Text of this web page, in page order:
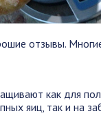
отзывы.
как для
яиц, так и на